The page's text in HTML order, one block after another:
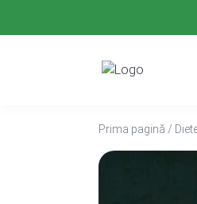
Prima pagină /